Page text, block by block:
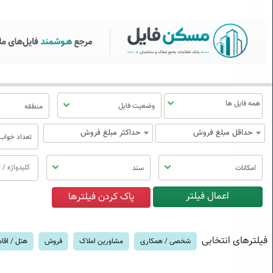
مسکن فایل | خرید، فروش،
منوی
مسکن
وضعیت فایل منطقه
حداقل مبلغ فروش حداکثر مبلغ فروش تعداد
امکانات سند
فیلترهای انتخابی شخصی / همکاری مشاورین املاک فروش هتل /